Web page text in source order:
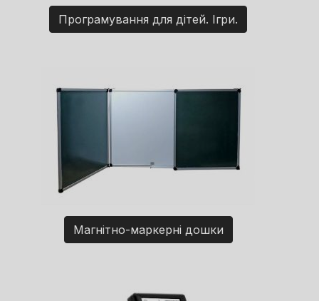
Програмування для дітей. Ігри.
Магнітно-маркерні дошки